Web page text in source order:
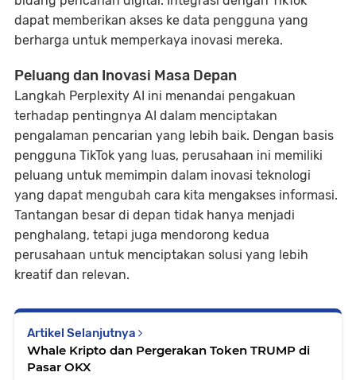
dapat memberikan akses ke data pengguna yang
berharga untuk memperkaya inovasi mereka.
Peluang dan Inovasi Masa Depan
Langkah Perplexity AI ini menandai pengakuan
terhadap pentingnya AI dalam menciptakan
pengalaman pencarian yang lebih baik. Dengan basis
pengguna TikTok yang luas, perusahaan ini memiliki
peluang untuk memimpin dalam inovasi teknologi
yang dapat mengubah cara kita mengakses informasi.
Tantangan besar di depan tidak hanya menjadi
penghalang, tetapi juga mendorong kedua
perusahaan untuk menciptakan solusi yang lebih
kreatif dan relevan.
Artikel Selanjutnya
Whale Kripto dan Pergerakan Token TRUMP di
Pasar OKX